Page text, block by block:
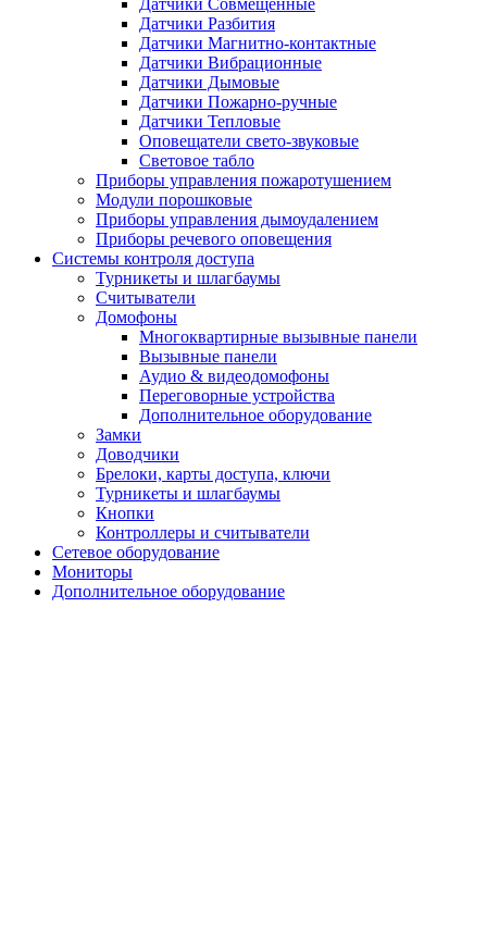
Датчики Разбития
Датчики Магнитно-контактные
Датчики Вибрационные
Датчики Дымовые
Датчики Пожарно-ручные
Датчики Тепловые
Оповещатели свето-звуковые
Световое табло
Приборы управления пожаротушением
Модули порошковые
Приборы управления дымоудалением
Приборы речевого оповещения
Системы контроля доступа
Турникеты и шлагбаумы
Cчитыватели
Домофоны
Многоквартирные вызывные панели
Вызывные панели
Аудио & видеодомофоны
Переговорные устройства
Дополнительное оборудование
Замки
Доводчики
Брелоки, карты доступа, ключи
Турникеты и шлагбаумы
Кнопки
Контроллеры и считыватели
Сетевое оборудование
Мониторы
Дополнительное оборудование